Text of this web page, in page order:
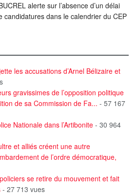
alerte sur l’absence d’un délai
candidatures dans le calendrier du CEP
les accusations d’Arnel Bélizaire et
gravissimes de l’opposition politique
de sa Commission de Fa... - 57 167
Nationale dans l’Artibonite - 30 964
et alliés créent une autre
de l’ordre démocratique,
se retire du mouvement et fait
- 27 713 vues